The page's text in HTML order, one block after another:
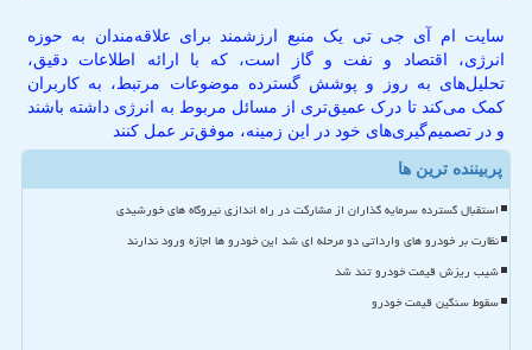
سایت ام آی جی تی یک منبع ارزشمند برای علاقه‌مندان به حوزه
انرژی، اقتصاد و نفت و گاز است، که با ارائه اطلاعات دقیق،
تحلیل‌های به روز و پوشش گسترده موضوعات مرتبط، به کاربران
کمک می‌کند تا درک عمیق‌تری از مسائل مربوط به انرژی داشته باشند
و در تصمیم‌گیری‌های خود در این زمینه، موفق‌تر عمل کنند
پربیننده ترین ها
استقبال گسترده سرمایه گذاران از مشارکت در راه اندازی نیروگاه های خورشیدی
نظارت بر خودرو های وارداتی دو مرحله ای شد این خودرو ها اجازه ورود ندارند
شیب ریزش قیمت خودرو تند شد
سقوط سنگین قیمت خودرو